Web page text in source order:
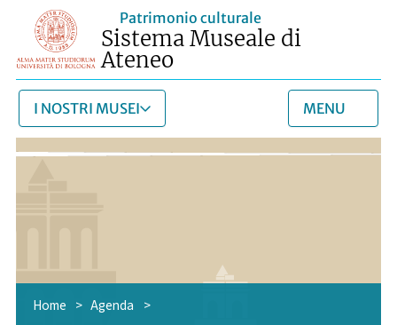
Patrimonio culturale
Sistema Museale di
Ateneo
MENU
I NOSTRI MUSEI
Home > Agenda >